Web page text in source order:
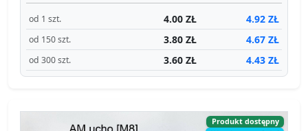
od 1 szt. 4.00 ZŁ 4.92 ZŁ
od 150 szt. 3.80 ZŁ 4.67 ZŁ
od 300 szt. 3.60 ZŁ 4.43 ZŁ
Produkt dostępny